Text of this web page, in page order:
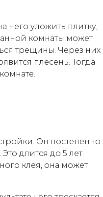
него уложить плитку,
комнаты может
трещины. Через них
плесень. Тогда
Он постепенно
длится до 5 лет.
клея, она может